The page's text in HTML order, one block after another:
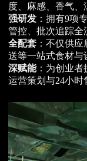
度、麻感、香气、
强研发 ：拥有9项
管控、批次追踪全
全配套 ：不仅供
送等一站式食材与
深赋能：为创业者
运营策划与24小时